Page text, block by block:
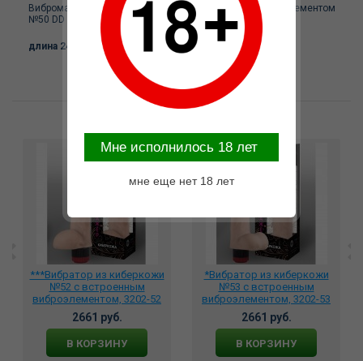
Вибромассажер из киберкожи с встроенным виброэлементом
№50 DD Джага-Джага МиФ, c вибрацией,
длина 24.5 см, диаметр 4.3 см
***Вибратор из киберкожи
№52 с встроенным
виброэлементом, 3202-52
2661 руб.
В КОРЗИНУ
*Вибратор из киберкожи
№53 с встроенным
виброэлементом, 3202-53
2661 руб.
В КОРЗИНУ
Mне исполнилось 18 лет
мне еще нет 18 лет